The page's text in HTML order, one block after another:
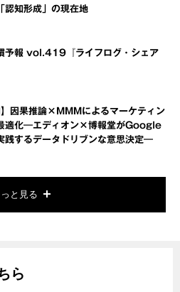
認知形成」の現在地
予報 vol.419『ライフログ・シェア
】因果推論×MMMによるマーケティン
適化―エディオン×博報堂がGoogle
践するデータドリブンな意思決定―
っと見る
ら